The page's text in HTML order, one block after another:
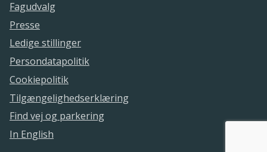
Fagudvalg
Presse
Ledige stillinger
Persondatapolitik
Cookiepolitik
Tilgængelighedserklæring
Find vej og parkering
In English